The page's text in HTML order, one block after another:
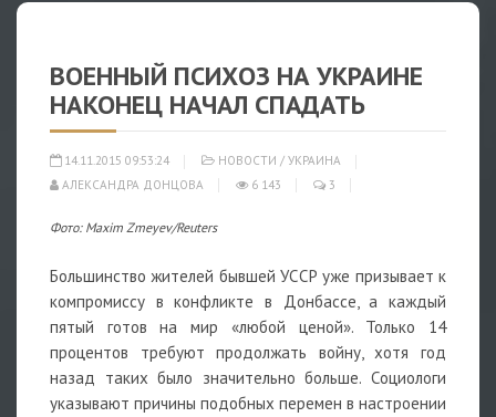
ВОЕННЫЙ ПСИХОЗ НА УКРАИНЕ
НАКОНЕЦ НАЧАЛ СПАДАТЬ
14.11.2015 09:53:24 НОВОСТИ / УКРАИНА
АЛЕКСАНДРА ДОНЦОВА
6 143 3
Фото: Maxim Zmeyev/Reuters
Большинство жителей бывшей УССР уже призывает к
компромиссу в конфликте в Донбассе, а каждый
пятый готов на мир «любой ценой». Только 14
процентов требуют продолжать войну, хотя год
назад таких было значительно больше. Социологи
указывают причины подобных перемен в настроении